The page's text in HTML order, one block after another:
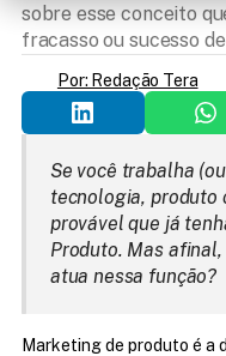
sobre esse conceito
fracasso ou sucesso
Por: Redação Tera
Se você trabalha
tecnologia, produto
provável que já
Produto. Mas
atua nessa função?
Marketing de produto é a